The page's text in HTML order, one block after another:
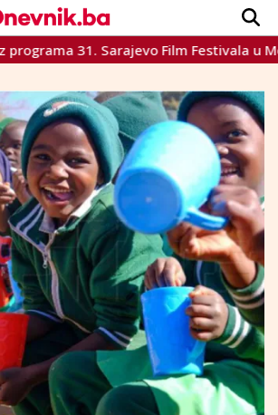
VIJESTI
SPORT
INTERVIEW
TEME
CRNA KRONIKA
LIFESTYLE
© Dnevnik.ba 2023.
31. Sarajevo Film Festivala u Mostaru